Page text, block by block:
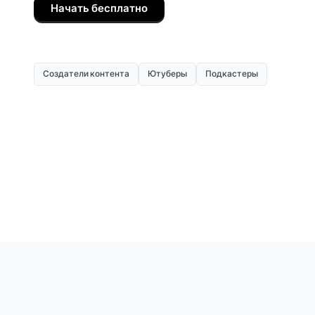
Начать бесплатно
Создатели контента Ютуберы Подкастеры